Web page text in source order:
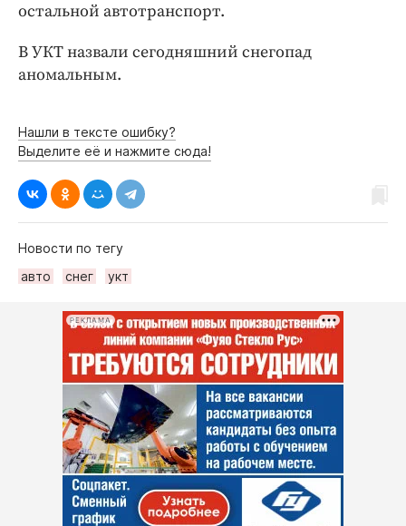
остальной автотранспорт.
В УКТ назвали сегодняшний снегопад
аномальным.
Нашли в тексте ошибку?
Выделите её и нажмите сюда!
Новости по тегу
авто
снег укт
РЕКЛАМА